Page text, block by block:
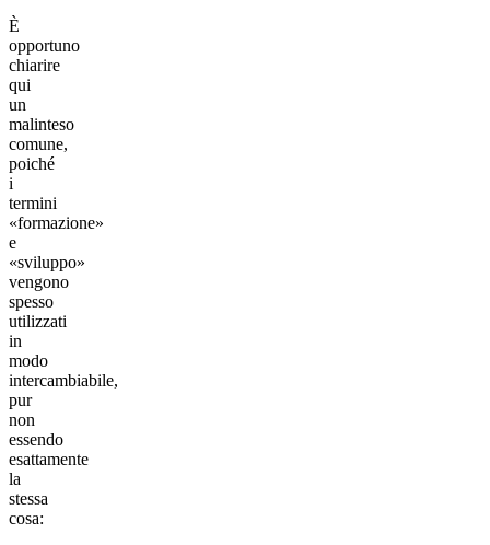
È
opportuno
chiarire
qui
un
malinteso
comune,
poiché
i
termini
«formazione»
e
«sviluppo»
vengono
spesso
utilizzati
in
modo
intercambiabile,
pur
non
essendo
esattamente
la
stessa
cosa: